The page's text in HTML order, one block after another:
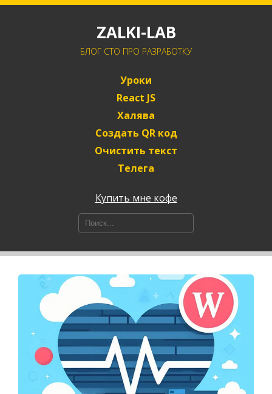
ZALKI-LAB
БЛОГ CTO ПРО РАЗРАБОТКУ
Уроки
React JS
Халява
Создать QR код
Очистить текст
Телега
Купить мне кофе